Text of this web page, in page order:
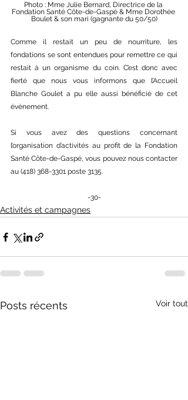
Photo : Mme Julie Bernard, Directrice de la
Fondation Santé Côte-de-Gaspé & Mme Dorothée
Boulet & son mari (gagnante du 50/50)
Comme il restait un peu de nourriture, les
fondations se sont entendues pour remettre ce qui
restait à un organisme du coin. C’est donc avec
fierté que nous vous informons que l’Accueil
Blanche Goulet a pu elle aussi bénéficié de cet
évènement.
Si vous avez des questions concernant
l’organisation d’activités au profit de la Fondation
Santé Côte-de-Gaspé, vous pouvez nous contacter
au (418) 368-3301 poste 3135.
-30-
Activités et campagnes
Posts récents Voir tout